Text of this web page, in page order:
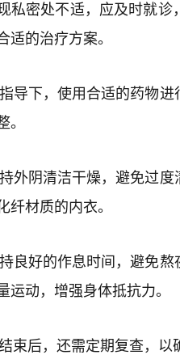
私密处不适，应及时就
适的治疗方案。
导下，使用合适的药物
外阴清洁干燥，避免过
纤材质的内衣。
良好的作息时间，避免
运动，增强身体抵抗力。
束后，还需定期复查，以